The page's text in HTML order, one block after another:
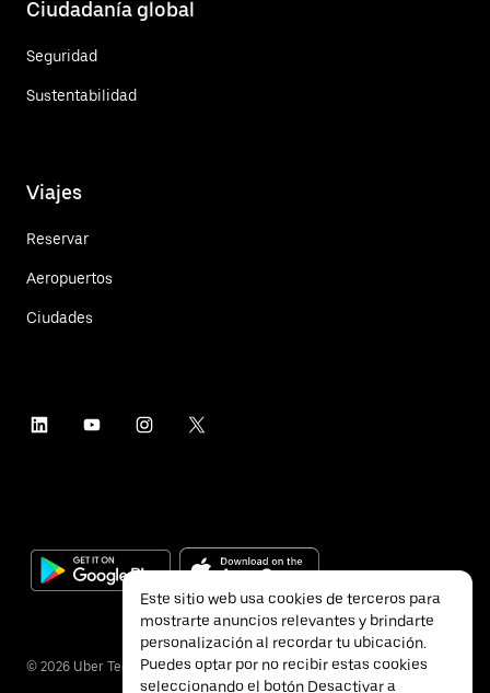
Ciudadanía global
Seguridad
Sustentabilidad
Viajes
Reservar
Aeropuertos
Ciudades
© 2026 Uber Technologies Inc.
Este sitio web usa cookies de terceros para
mostrarte anuncios relevantes y brindarte
personalización al recordar tu ubicación.
Puedes optar por no recibir estas cookies
seleccionando el botón Desactivar a